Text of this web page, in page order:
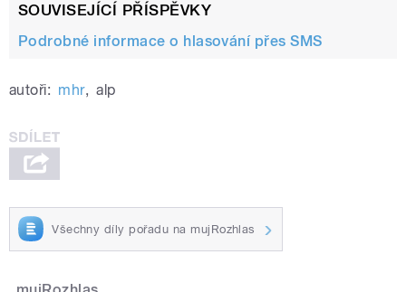
SOUVISEJÍCÍ PŘÍSPĚVKY
Podrobné informace o hlasování přes SMS
autoři: mhr, alp
Všechny díly pořadu na mujRozhlas